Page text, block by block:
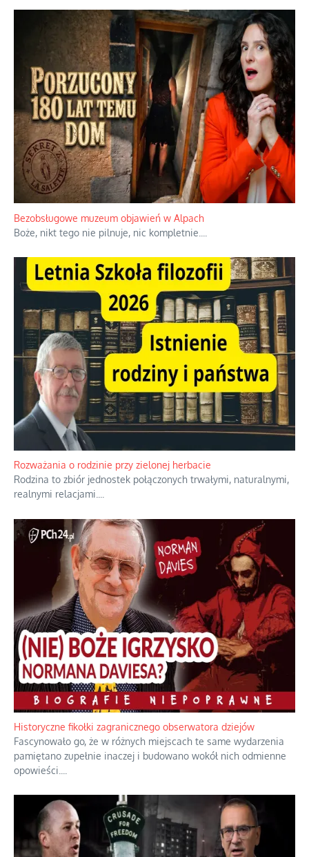
Bezobsługowe muzeum objawień w Alpach
Boże, nikt tego nie pilnuje, nic kompletnie.
Rozważania o rodzinie przy zielonej herbacie
Rodzina to zbiór jednostek połączonych trwałymi, naturalnymi,
realnymi relacjami.
Historyczne fikołki zagranicznego obserwatora dziejów
Fascynowało go, że w różnych miejscach te same wydarzenia
pamiętano zupełnie inaczej i budowano wokół nich odmienne
opowieści.